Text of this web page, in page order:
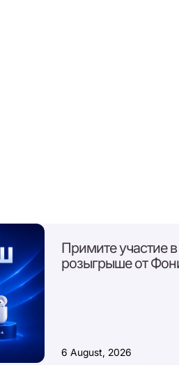
Примите участие в
розыгрыше от
6 August, 2026